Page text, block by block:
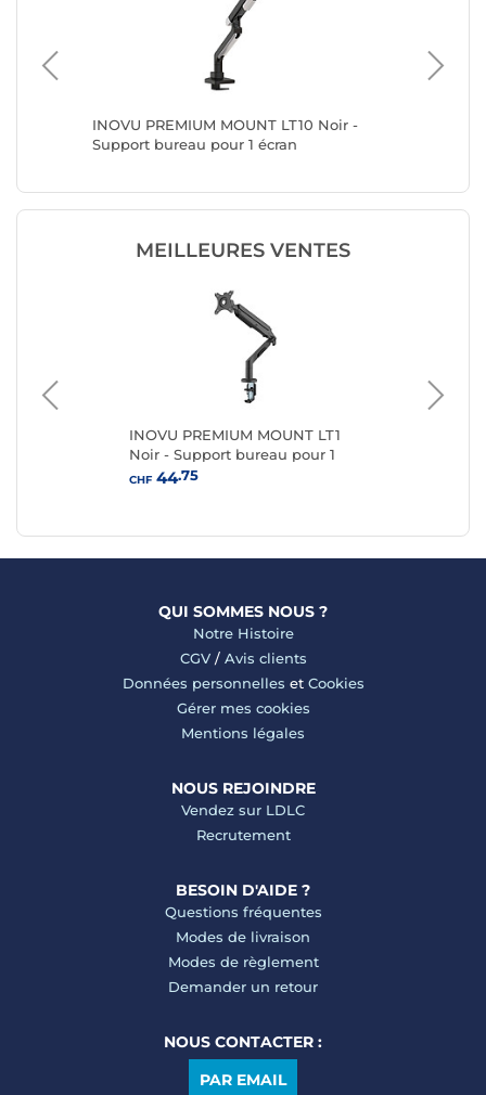
INOVU PREMIUM MOUNT LT10 Noir -
Support bureau pour 1 écran
MEILLEURES VENTES
INOVU PREMIUM MOUNT LT1
Noir - Support bureau pour 1
écran
CHF44.75
QUI SOMMES NOUS ?
Notre Histoire
CGV/ Avis clients
Données personnelles et Cookies
Gérer mes cookies
Mentions légales
NOUS REJOINDRE
Vendez sur LDLC
Recrutement
BESOIN D'AIDE ?
Questions fréquentes
Modes de livraison
Modes de règlement
Demander un retour
NOUS CONTACTER :
PAR EMAIL